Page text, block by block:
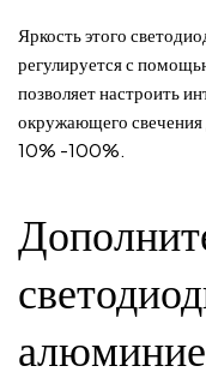
Яркость этого
регулируется с
позволяет настроить
окружающего свечения
10% -100%.